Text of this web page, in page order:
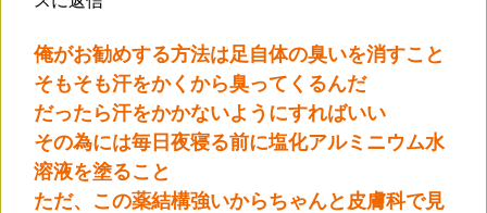
俺がお勧めする方法は足自体の臭いを消すこと
そもそも汗をかくから臭ってくるんだ
だったら汗をかかないようにすればいい
その為には毎日夜寝る前に塩化アルミニウム水
溶液を塗ること
ただ、この薬結構強いからちゃんと皮膚科で見